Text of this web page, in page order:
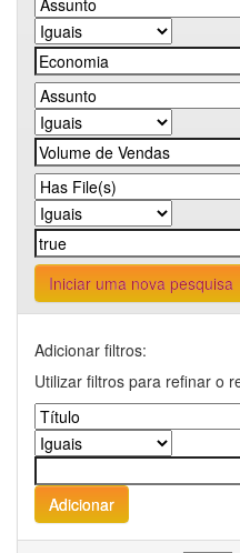
Iniciar uma nova pesquisa
Adicionar filtros:
Utilizar filtros para refinar o